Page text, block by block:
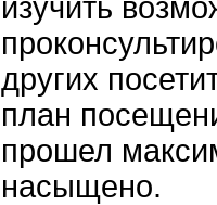
изучить
других
план
прошел
насыщено.